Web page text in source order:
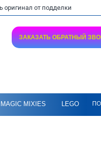
оригинал от подделки
ЗАКАЗАТЬ ОБРАТНЫЙ
MAGIC MIXIES LEGO